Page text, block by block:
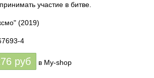
участие в битве.
(2019)
4
руб в My-shop